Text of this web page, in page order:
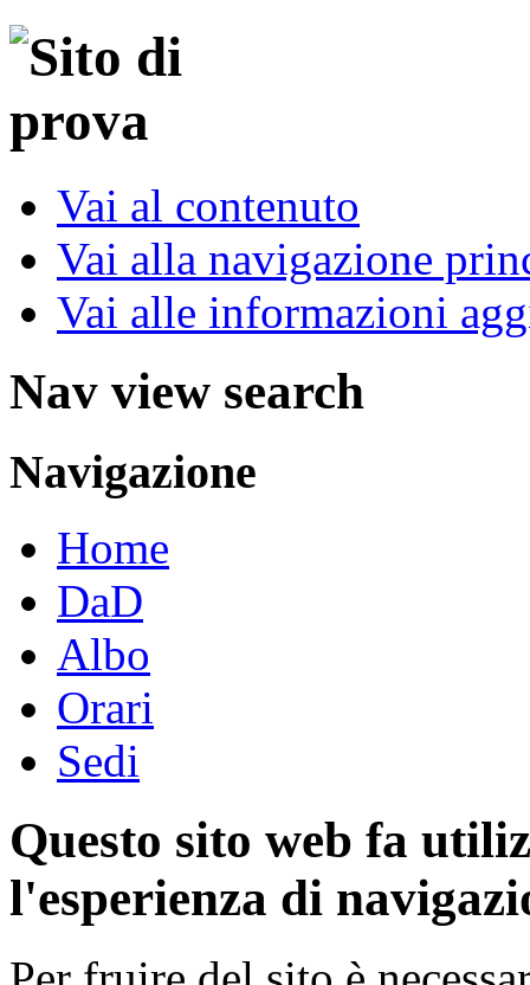
Vai al contenuto
Vai alla navigazione
Vai alle informazioni
Nav view search
Navigazione
Home
DaD
Albo
Orari
Sedi
Questo sito web fa
l'esperienza di